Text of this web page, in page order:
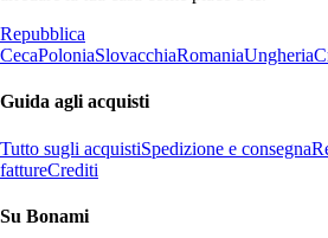
Repubblica
CecaPoloniaSlovacchiaRomaniaUngheria
Guida agli acquisti
Tutto sugli acquistiSpedizione e consegna
fattureCrediti
Su Bonami